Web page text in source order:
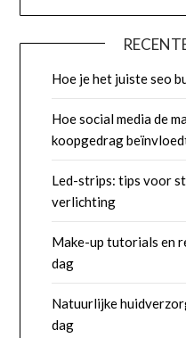
Hoe je het juiste seo
Hoe social media de
koopgedrag
Led-strips: tips voor
verlichting
Make-up tutorials en
dag
Natuurlijke
dag